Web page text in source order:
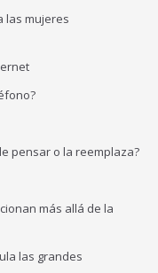
las mujeres
pensar o la reemplaza?
más allá de la
las grandes